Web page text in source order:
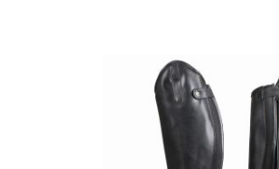
do koszyka